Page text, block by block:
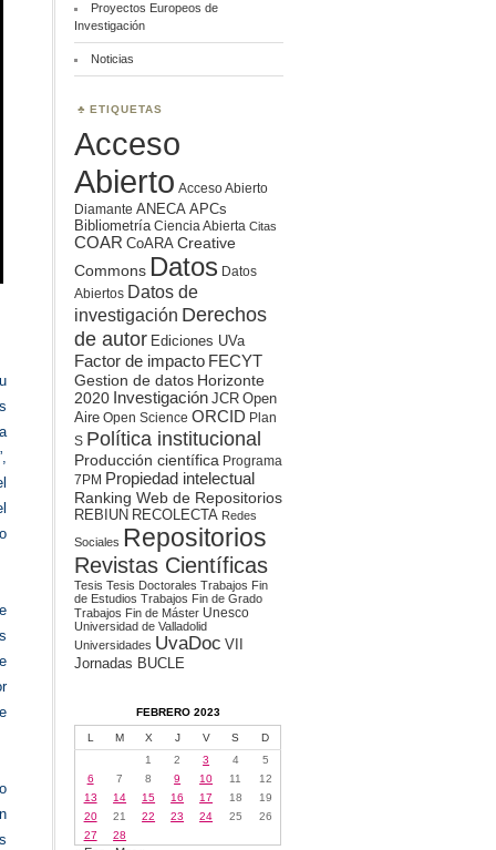
Proyectos Europeos de
Investigación
Noticias
ETIQUETAS
Acceso
Abierto Acceso Abierto
Diamante ANECA APCs
Bibliometría Ciencia Abierta Citas
COAR CoARA Creative
Commons Datos Datos
Abiertos Datos de
investigación Derechos
de autor Ediciones UVa
Factor de impacto FECYT
Gestion de datos Horizonte
2020 Investigación JCR Open
Aire Open Science ORCID Plan
S Política institucional
Producción científica Programa
7PM Propiedad intelectual
Ranking Web de Repositorios
REBIUN RECOLECTA Redes
Sociales Repositorios
Revistas Científicas
Tesis Tesis Doctorales Trabajos Fin
de Estudios Trabajos Fin de Grado
Trabajos Fin de Máster Unesco
Universidad de Valladolid
Universidades UvaDoc VII
Jornadas BUCLE
FEBRERO 2023
L M X J V S
D
1
2 3 4
5
6
7 8 9 10 11
12
13
14 15 16 17 18
19
20
21 22 23 24 25
26
27
28